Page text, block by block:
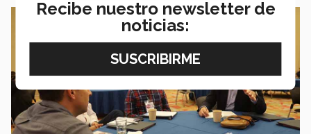
Recibe nuestro newsletter de
noticias: